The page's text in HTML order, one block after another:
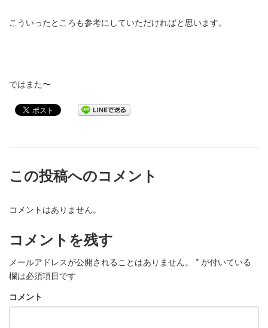
こういったところも参考にしていただければと思います。
ではまた〜
この投稿へのコメント
コメントはありません。
コメントを残す
メールアドレスが公開されることはありません。 * が付いている
欄は必須項目です
コメント